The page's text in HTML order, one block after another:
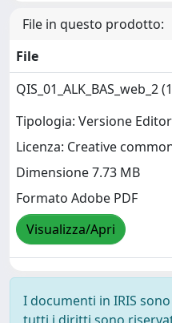
File in questo prodotto:
File
QIS_01_ALK_BAS_web_2
Tipologia: Versione
Licenza: Creative
Dimensione 7.73 MB
Formato Adobe PDF
Visualizza/Apri
I documenti in IRIS